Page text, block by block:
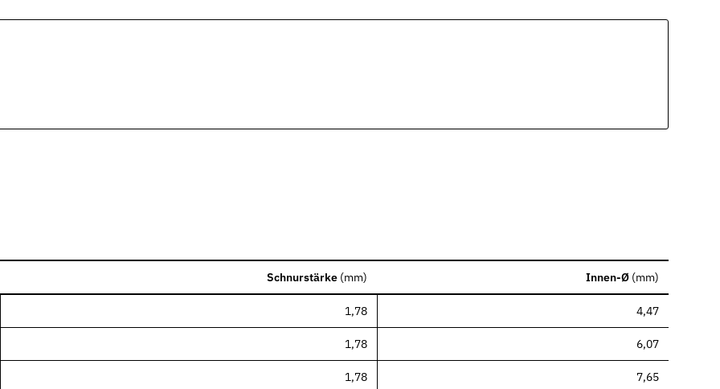
Schnurstärke (mm) Innen-Ø (mm)
1,78 4,47
1,78 6,07
1,78 7,65